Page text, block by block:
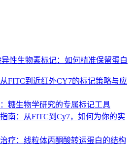
性生物素标记：如何精准保留蛋白
FITC到近红外CY7的标记策略与应
糖生物学研究的专属标记工具
南：从FITC到Cy7，如何为你的实
疗：线粒体丙酮酸转运蛋白的结构